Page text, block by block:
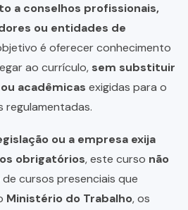
a conselhos profissionais,
ou entidades de
é oferecer conhecimento
ao currículo, sem substituir
acadêmicas exigidas para o
regulamentadas.
ou a empresa exija
obrigatórios, este curso não
cursos presenciais que
Ministério do Trabalho, os